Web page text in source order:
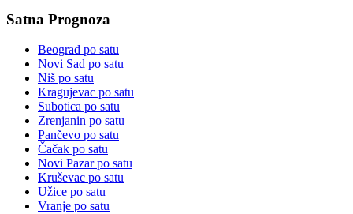
Satna Prognoza
Beograd po satu
Novi Sad po satu
Niš po satu
Kragujevac po satu
Subotica po satu
Zrenjanin po satu
Pančevo po satu
Čačak po satu
Novi Pazarpo satu
Kruševac po satu
Užice po satu
Vranje po satu